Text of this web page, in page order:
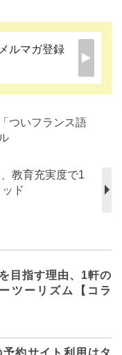
ルマガ登録
ついフランス語
教育充実度で1
ド
目指す理由、1軒の
ツーリズム【コラ